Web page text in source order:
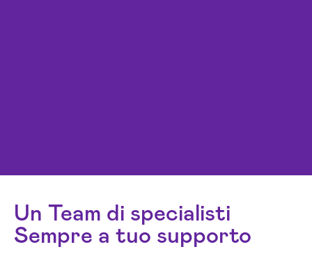
Un Team di specialisti
Sempre a tuo supporto